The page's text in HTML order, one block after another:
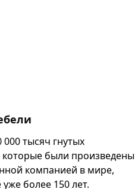
тысяч гнутых
которые были произведены
компанией в мире,
более 150 лет.